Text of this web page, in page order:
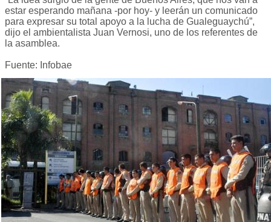
estar esperando mañana -por hoy- y leerán un comunicado
para expresar su total apoyo a la lucha de Gualeguaychú”,
dijo el ambientalista Juan Vernosi, uno de los referentes de
la asamblea.
Fuente: Infobae